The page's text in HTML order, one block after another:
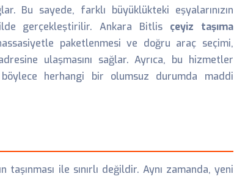
Bu sayede, farklı büyüklükteki eşyalarınızın
gerçekleştirilir. Ankara Bitlis çeyiz taşıma
paketlenmesi ve doğru araç seçimi,
ulaşmasını sağlar. Ayrıca, bu hizmetler
herhangi bir olumsuz durumda maddi
taşınması ile sınırlı değildir. Aynı zamanda, yeni